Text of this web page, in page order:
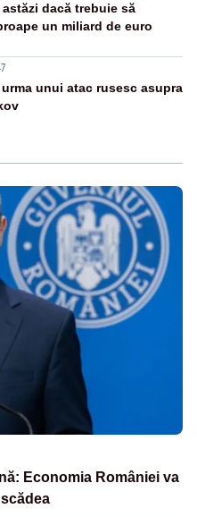
dacă trebuie să
un miliard de euro
unui atac rusesc asupra
Economia României va